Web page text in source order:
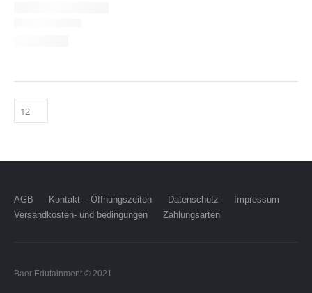
AGB Kontakt – Öffnungszeiten Datenschutz
Impressum
Versandkosten- und bedingungen
Zahlungsarten
Baer Edutainment © 2021